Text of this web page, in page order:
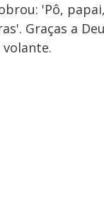
'Pô,
Graças a